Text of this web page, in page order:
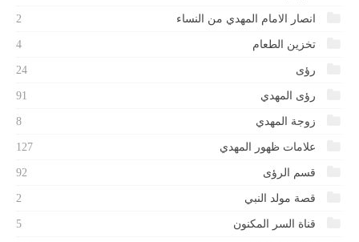
انصار الامام المهدي من النساء 2
تخزين الطعام 4
رؤى 24
رؤى المهدي 91
زوجة المهدي 8
علامات ظهور المهدي 127
قسم الرؤى 92
قصة مولد النبي 2
قناة السر المكنون 5